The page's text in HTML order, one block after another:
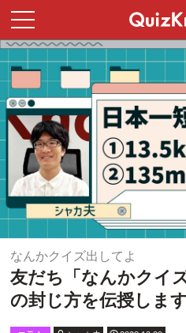
なんかクイズ出してよ
友だち「なんかクイ
の封じ方を伝授しま